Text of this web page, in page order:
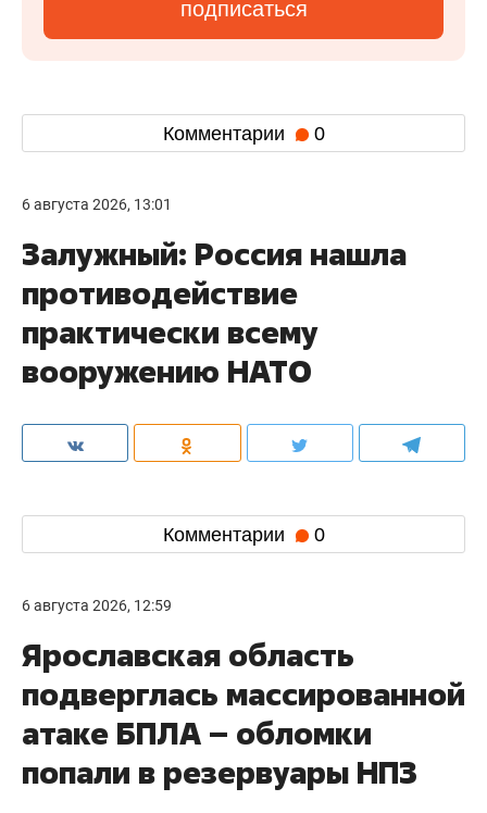
подписаться
Комментарии 0
6 августа 2026, 13:01
Залужный: Россия нашла
противодействие
практически всему
вооружению НАТО
Комментарии 0
6 августа 2026, 12:59
Ярославская область
подверглась массированной
атаке БПЛА – обломки
попали в резервуары НПЗ